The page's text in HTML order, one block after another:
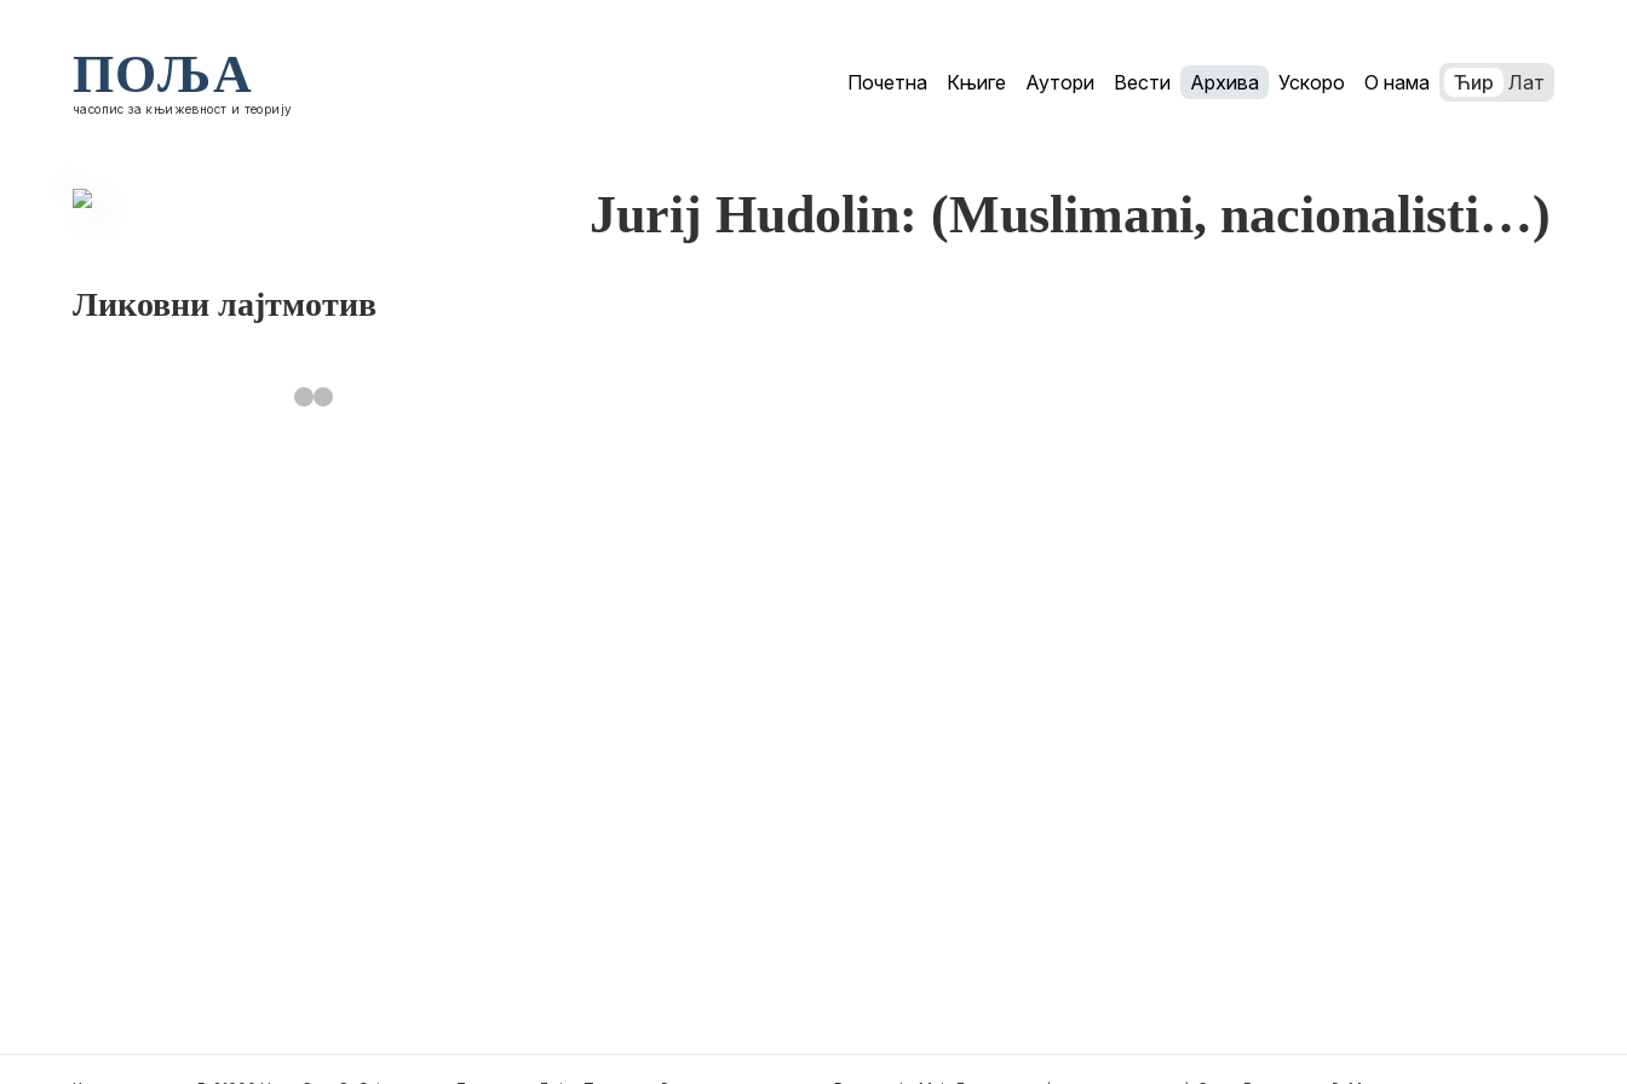
ПОЉА
часопис за књижевност и теорију
Почетна Књиге Аутори Вести Архива Ускоро О нама Ћир Лат
Ликовни лајтмотив
Jurij Hudolin: (Muslimani, nacionalisti…)